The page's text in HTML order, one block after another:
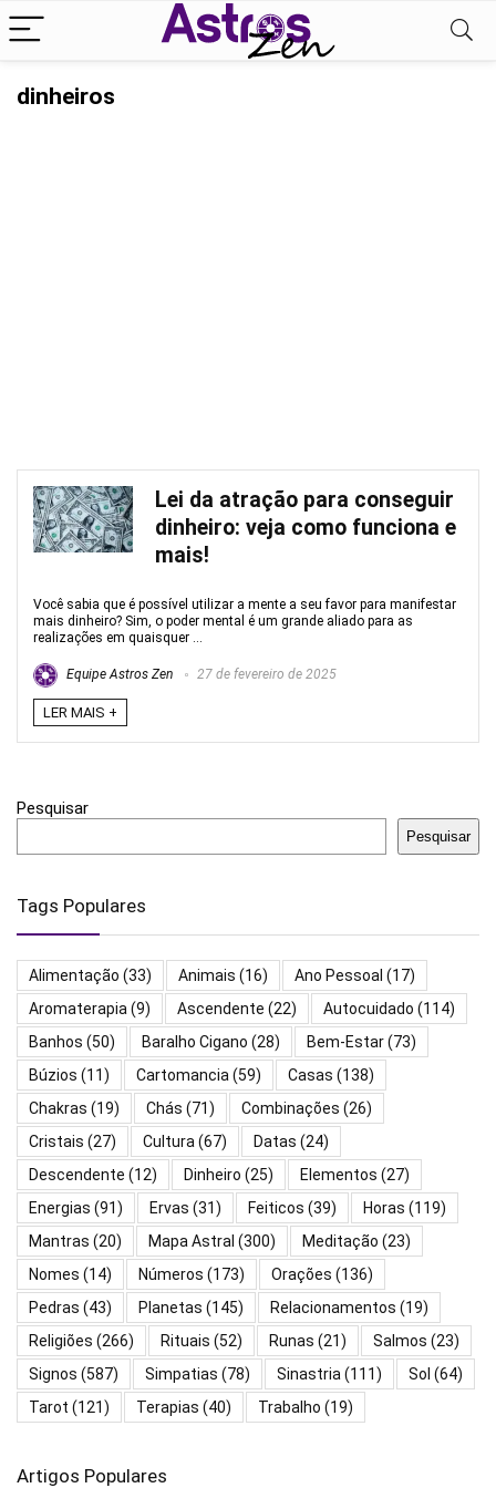
dinheiros
Lei da atração para conseguir
dinheiro: veja como funciona e
mais!
Você sabia que é possível utilizar a mente a seu favor para manifestar
mais dinheiro? Sim, o poder mental é um grande aliado para as
realizações em quaisquer ...
Equipe Astros Zen 27 de fevereiro de 2025
LER MAIS +
Pesquisar
Pesquisar
Tags Populares
Alimentação (33) Animais (16) Ano Pessoal (17)
Aromaterapia (9) Ascendente (22) Autocuidado (114)
Banhos (50) Baralho Cigano (28) Bem-Estar(73)
Búzios (11) Cartomancia (59) Casas (138)
Chakras (19) Chás (71) Combinações (26)
Cristais (27) Cultura (67) Datas (24)
Descendente (12) Dinheiro (25) Elementos (27)
Energias (91) Ervas (31) Feiticos (39) Horas (119)
Mantras (20) Mapa Astral (300) Meditação (23)
Nomes (14) Números (173) Orações (136)
Pedras (43) Planetas (145) Relacionamentos (19)
Religiões (266) Rituais (52) Runas (21) Salmos (23)
Signos (587) Simpatias (78) Sinastria (111) Sol (64)
Tarot (121) Terapias (40) Trabalho (19)
Artigos Populares